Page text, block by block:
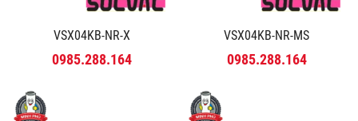
VSX04KB-NR-X
0985.288.164
VSX04KB-NR-MS
0985.288.164